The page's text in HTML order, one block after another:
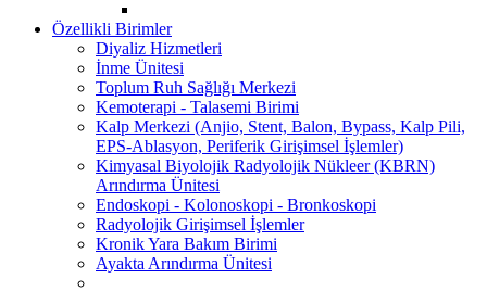
Özellikli Birimler
Diyaliz Hizmetleri
İnme Ünitesi
Toplum Ruh Sağlığı Merkezi
Kemoterapi - Talasemi Birimi
Kalp Merkezi (Anjio, Stent, Balon, Bypass, Kalp Pili,
EPS-Ablasyon, Periferik Girişimsel İşlemler)
Kimyasal Biyolojik Radyolojik Nükleer (KBRN)
Arındırma Ünitesi
Endoskopi - Kolonoskopi - Bronkoskopi
Radyolojik Girişimsel İşlemler
Kronik Yara Bakım Birimi
Ayakta Arındırma Ünitesi